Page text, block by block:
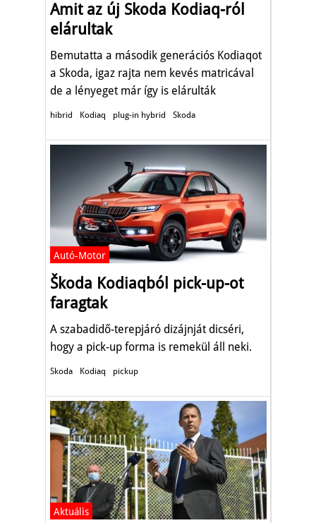
Amit az új Skoda Kodiaq-ról
elárultak
Bemutatta a második generációs Kodiaqot
a Skoda, igaz rajta nem kevés matricával
de a lényeget már így is elárulták
hibrid Kodiaq plug-in hybrid Skoda
Autó-Motor
Škoda Kodiaqból pick-up-ot
faragtak
A szabadidő-terepjáró dizájnját dicséri,
hogy a pick-up forma is remekül áll neki.
Skoda Kodiaq pickup
Aktuális